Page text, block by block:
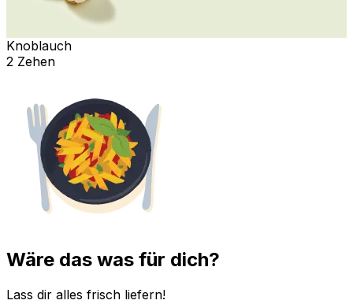
Knoblauch
2 Zehen
Wäre das was für dich?
Lass dir alles frisch liefern!